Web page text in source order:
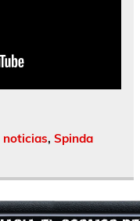
noticias, Spinda